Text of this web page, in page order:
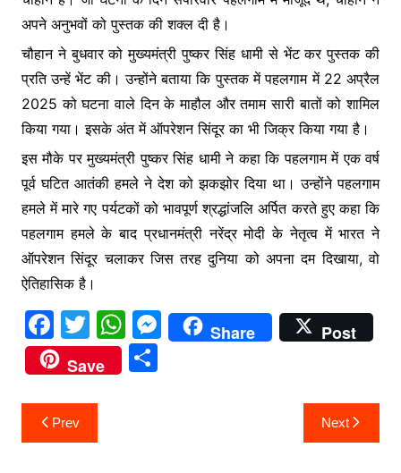
अपने अनुभवों को पुस्तक की शक्ल दी है।
चौहान ने बुधवार को मुख्यमंत्री पुष्कर सिंह धामी से भेंट कर पुस्तक की
प्रति उन्हें भेंट की। उन्होंने बताया कि पुस्तक में पहलगाम में 22 अप्रैल
2025 को घटना वाले दिन के माहौल और तमाम सारी बातों को शामिल
किया गया। इसके अंत में ऑपरेशन सिंदूर का भी जिक्र किया गया है।
इस मौके पर मुख्यमंत्री पुष्कर सिंह धामी ने कहा कि पहलगाम में एक वर्ष
पूर्व घटित आतंकी हमले ने देश को झकझोर दिया था। उन्होंने पहलगाम
हमले में मारे गए पर्यटकों को भावपूर्ण श्रद्धांजलि अर्पित करते हुए कहा कि
पहलगाम हमले के बाद प्रधानमंत्री नरेंद्र मोदी के नेतृत्व में भारत ने
ऑपरेशन सिंदूर चलाकर जिस तरह दुनिया को अपना दम दिखाया, वो
ऐतिहासिक है।
F
a
c
e
b
T
w
itt
er
W
h
at
M
e
Share
Post
Save
S
Post
navigation
Prev Next